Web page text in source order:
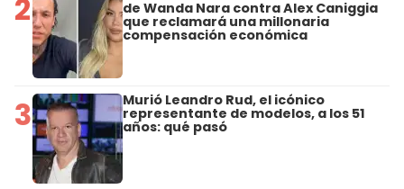
2 de Wanda Nara contra Alex Caniggia
que reclamará una millonaria
compensación económica
3 Murió Leandro Rud, el icónico
representante de modelos, a los 51
años: qué pasó